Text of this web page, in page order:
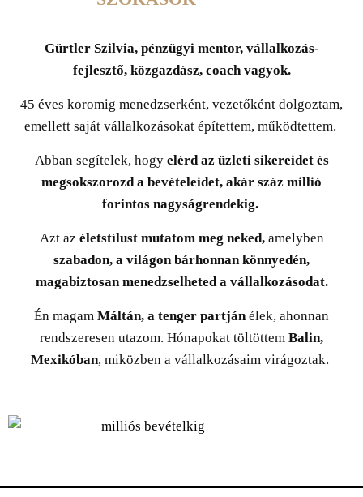
Gürtler Szilvia, pénzügyi mentor, vállalkozás-
fejlesztő, közgazdász, coach vagyok.
45 éves koromig menedzserként, vezetőként dolgoztam,
emellett saját vállalkozásokat építettem, működtettem.
Abban segítelek, hogy elérd az üzleti sikereidet és
megsokszorozd a bevételeidet, akár száz millió
forintos nagyságrendekig.
Azt az életstílust mutatom meg neked, amelyben
szabadon, a világon bárhonnan könnyedén,
magabiztosan menedzselheted a vállalkozásodat.
Én magam Máltán, a tenger partjánélek, ahonnan
rendszeresen utazom. Hónapokat töltöttem Balin,
Mexikóban, miközben a vállalkozásaim virágoztak.